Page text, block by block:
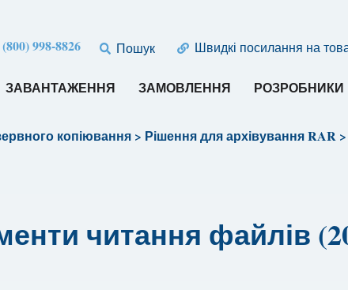
998-8826 Пошук Швидкі посилання на
ЗАВАНТАЖЕННЯ ЗАМОВЛЕННЯ РОЗРОБНИКИ
копіювання> Рішення для архівування RAR>
читання файлів